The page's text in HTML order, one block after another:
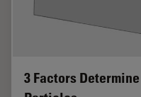
3 Factors